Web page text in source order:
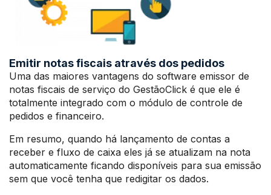
Emitir notas fiscais através dos pedidos
Uma das maiores vantagens do software emissor de
notas fiscais de serviço do GestãoClick é que ele é
totalmente integrado com o módulo de controle de
pedidos e financeiro.
Em resumo, quando há lançamento de contas a
receber e fluxo de caixa eles já se atualizam na nota
automaticamente ficando disponíveis para sua emissão
sem que você tenha que redigitar os dados.